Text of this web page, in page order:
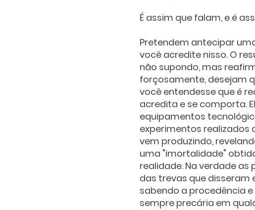
É assim que falam, e é
Pretendem antecipar
você acredite nisso. O
não supondo, mas
forçosamente, desejam
você entendesse que é
acredita e se comporta.
equipamentos
experimentos realizados
vem produzindo,
uma "imortalidade"
realidade. Na verdade
das trevas que disseram
sabendo a procedência
sempre precária em